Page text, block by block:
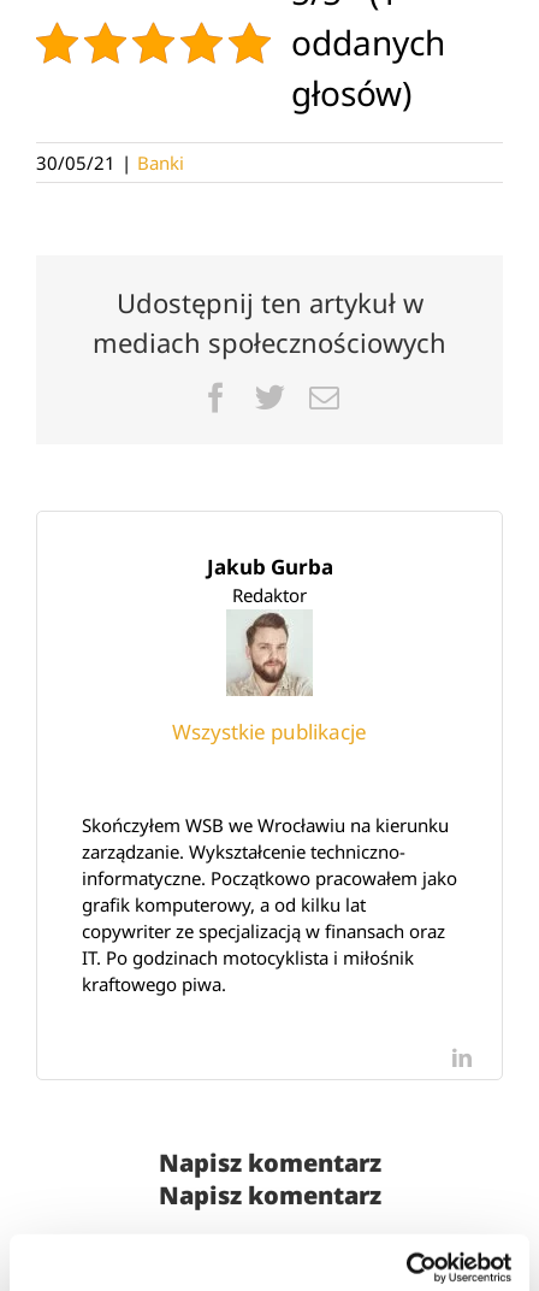
oddanych
głosów)
30/05/21 | Banki
Udostępnij ten artykuł w
mediach społecznościowych
Facebook
TwitterEmail
Jakub Gurba
Redaktor
Wszystkie publikacje
Skończyłem WSB we Wrocławiu na kierunku
zarządzanie. Wykształcenie techniczno-
informatyczne. Początkowo pracowałem jako
grafik komputerowy, a od kilku lat
copywriter ze specjalizacją w finansach oraz
IT. Po godzinach motocyklista i miłośnik
kraftowego piwa.
LinkedIn
Napisz komentarz
Napisz komentarz
Login